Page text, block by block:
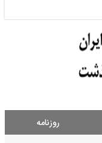
روزنامه